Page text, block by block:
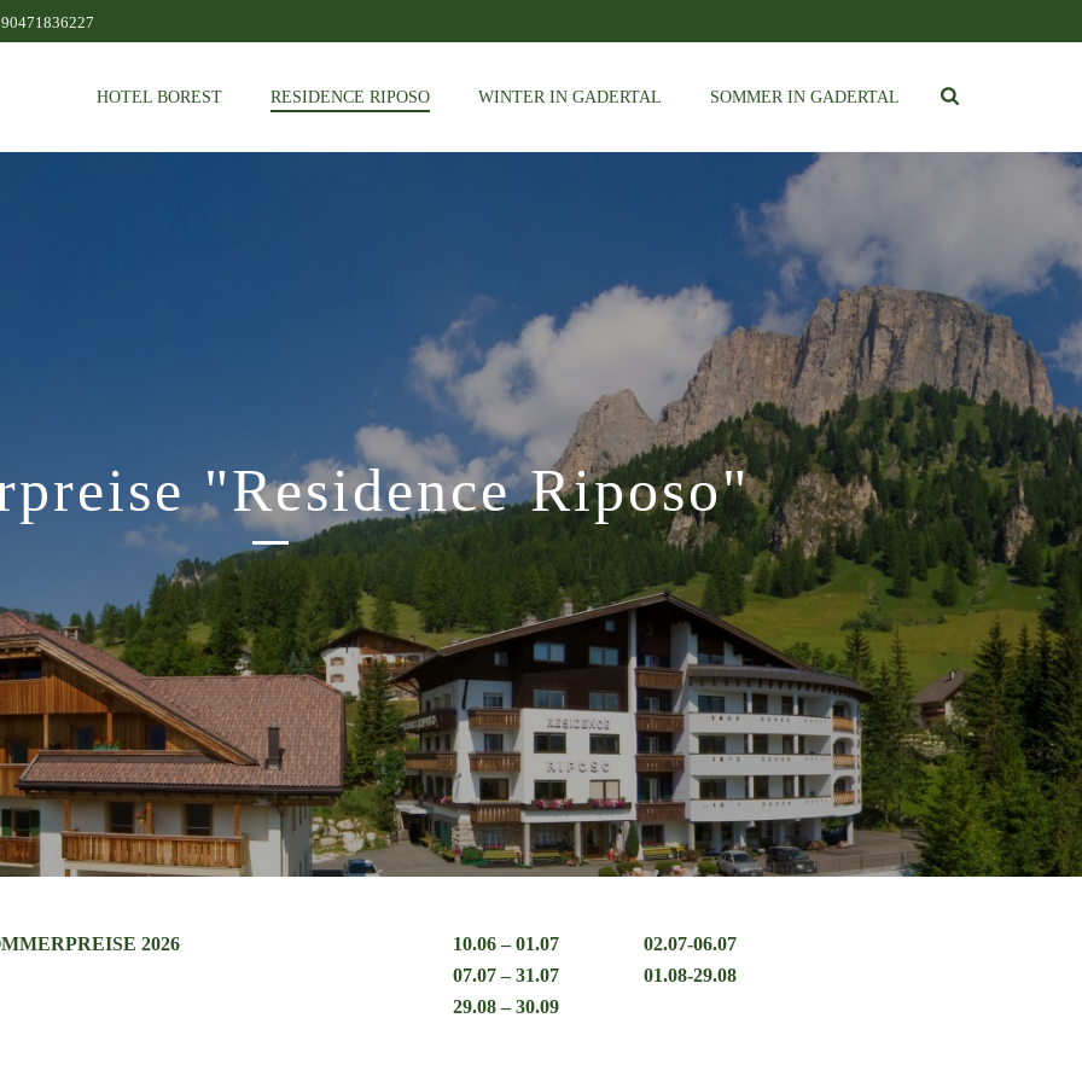
HOTEL BOREST RESIDENCE RIPOSO WINTER IN GADERTAL SOMMER IN GADERTAL
"Residence Riposo"
2026
10.06 – 01.07
07.07 – 31.07
29.08 – 30.09
02.07-06.07
01.08-29.08